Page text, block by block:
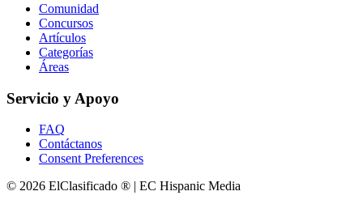
Comunidad
Concursos
Artículos
Categorías
Áreas
Servicio y Apoyo
FAQ
Contáctanos
Consent Preferences
© 2026 ElClasificado ® | EC Hispanic Media